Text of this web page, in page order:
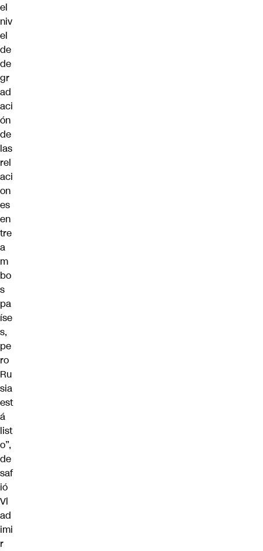
el
niv
el
de
de
gr
ad
aci
ón
de
las
rel
aci
on
es
en
tre
a
m
bo
s
pa
íse
s,
pe
ro
Ru
sia
est
á
list
o”,
de
saf
ió
Vl
ad
imi
r